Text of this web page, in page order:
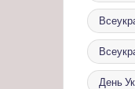
День